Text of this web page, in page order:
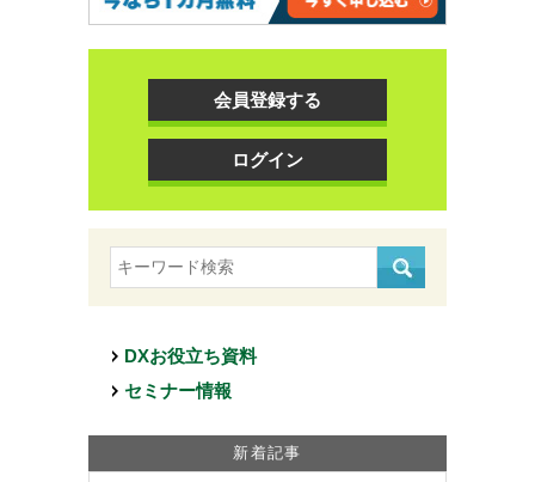
会員登録する
ログイン
DXお役立ち資料
セミナー情報
新着記事